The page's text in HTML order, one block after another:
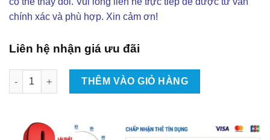
chính xác và phù hợp. Xin cảm ơn!
Liên hệ nhận giá ưu đãi
Loa Sub hơi cốp xe ô tô JBL STAGE 800BA số lượng
THÊM VÀO GIỎ HÀNG